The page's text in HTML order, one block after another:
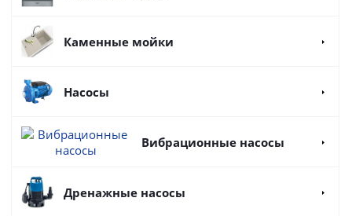
Каменные мойки
Насосы
Вибрационные насосы
Дренажные насосы